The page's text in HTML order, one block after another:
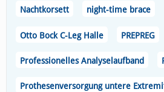
Nachtkorsett night-time brace
Otto Bock C-Leg Halle PREPREG
Professionelles Analyselaufband
Prothesenversorgung untere